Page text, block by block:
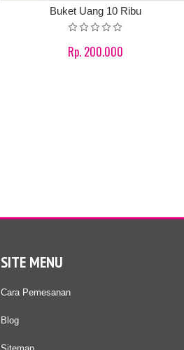
Buket Uang 10 Ribu
Rp. 200.000
SITE MENU
Cara Pemesanan
Blog